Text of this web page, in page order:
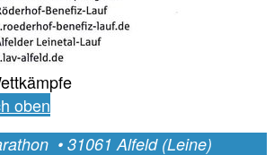
oben
• 31061 Alfeld (Leine)